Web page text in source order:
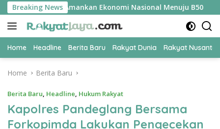
Skip
to
content
Breaking News
Jadi Kunci Amankan Ekonomi Nasional Menuju B50
Home Headline Berita Baru Rakyat Dunia Rakyat
Home Berita Baru
Berita Baru, Headline, Hukum Rakyat
Kapolres Pandeglang Bersama
Forkopimda Lakukan Pengecekan